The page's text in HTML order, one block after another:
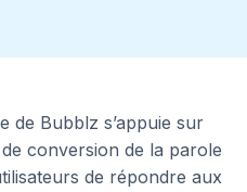
de Bubblz s’appuie sur
conversion de la parole
de répondre aux